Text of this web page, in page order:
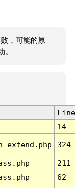
，可能的原
。
Line
14
324
211
62